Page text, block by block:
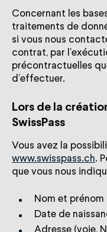
Concernant les
traitements de
si vous nous
contrat, par
précontractuelles
d’effectuer.
Lors de la
SwissPass
Vous avez la
www.swisspass.ch.
que vous nous
Nom et prénom
Date de
Adresse (voie,